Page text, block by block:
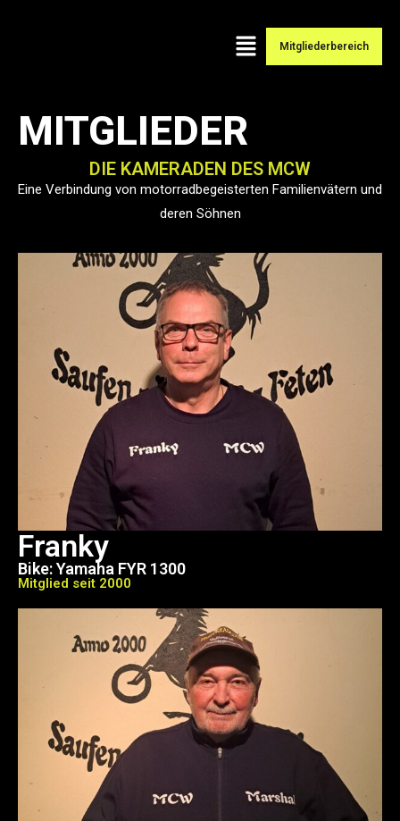
Mitgliederbereich
MITGLIEDER
DIE KAMERADEN DES MCW
Eine Verbindung von motorradbegeisterten Familienvätern und
deren Söhnen
Franky
Bike: Yamaha FYR 1300
Mitglied seit 2000